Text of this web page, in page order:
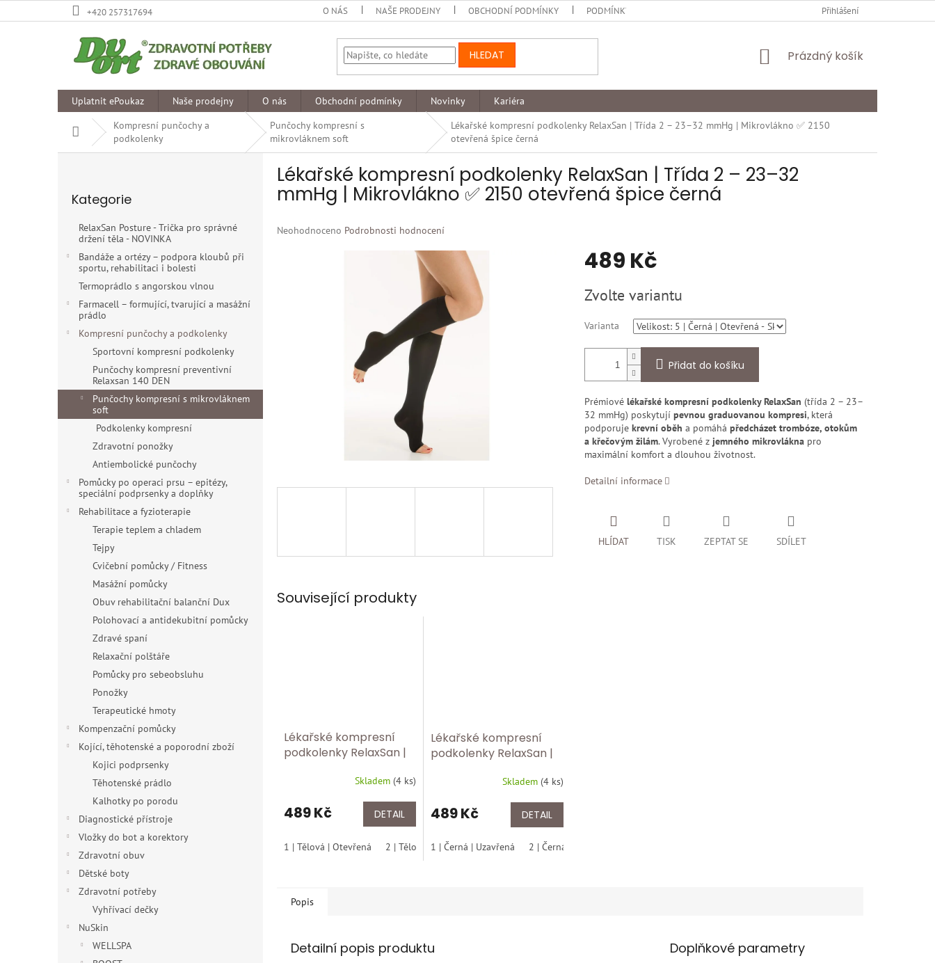
na
+420 257317694 O NÁS NAŠE PRODEJNY OBCHODNÍ PODMÍNKY PODMÍNKY OCHRANY OSOBNÍCH ÚDAJŮ ODSTOUPENÍ OD
Přihlášení
HLEDAT
NÁKUPNÍ
Prázdný košík
Uplatnit ePoukaz Naše prodejny O nás Obchodní podmínky Novinky Kariéra
Domů
Kompresní punčochy a
podkolenky
Punčochy kompresní s
mikrovláknem soft
Lékařské kompresní podkolenky RelaxSan | Třída 2 – 23–32 mmHg | Mikrovlákno ✅ 2150
otevřená špice černá
kategorie
Kategorie
RelaxSan Posture - Trička pro správné
držení těla - NOVINKA
Bandáže a ortézy – podpora kloubů při
sportu, rehabilitaci i bolesti
Termoprádlo s angorskou vlnou
Farmacell – formující, tvarující a masážní
prádlo
Kompresní punčochy a podkolenky
Sportovní kompresní podkolenky
Punčochy kompresní preventivní
Relaxsan 140 DEN
Punčochy kompresní s mikrovláknem
soft
Podkolenky kompresní
Zdravotní ponožky
Antiembolické punčochy
Pomůcky po operaci prsu – epitézy,
speciální podprsenky a doplňky
Rehabilitace a fyzioterapie
Terapie teplem a chladem
Tejpy
Cvičební pomůcky / Fitness
Masážní pomůcky
Obuv rehabilitační balanční Dux
Polohovací a antidekubitní pomůcky
Zdravé spaní
Relaxační polštáře
Pomůcky pro sebeobsluhu
Ponožky
Terapeutické hmoty
Kompenzační pomůcky
Kojící, těhotenské a poporodní zboží
Kojici podprsenky
Těhotenské prádlo
Kalhotky po porodu
Diagnostické přístroje
Vložky do bot a korektory
Zdravotní obuv
Dětské boty
Zdravotní potřeby
Vyhřívací dečky
NuSkin
WELLSPA
Lékařské kompresní podkolenky RelaxSan | Třída 2 – 23–32
mmHg | Mikrovlákno ✅ 2150 otevřená špice černá
Průměrné
Neohodnoceno Podrobnosti hodnocení
489 Kč
cena:
Zvolte variantu
Varianta
Přidat do košíku
Prémiové lékařské kompresní podkolenky RelaxSan (třída 2 – 23–
32 mmHg) poskytují pevnou graduovanou kompresi, která
podporuje krevní oběh a pomáhá předcházet trombóze, otokům
a křečovým žilám. Vyrobené z jemného mikrovláknapro
maximální komfort a dlouhou životnost.
Detailní informace
TISK ZEPTAT SE
HLÍDAT SDÍLET
Související produkty
Lékařské kompresní
podkolenky RelaxSan |
Mikrovlákno ✅ 2150
otevřená špice tělová
Skladem (4 ks)
489 Kč DETAIL
1 | Tělová | Otevřená 2 | Tělová | Otevřená 3 | Tělová | Otevřená
Lékařské kompresní
podkolenky RelaxSan |
Mikrovlákno ✅ 2150
uzavřená špice černá
Skladem (4 ks)
489 Kč DETAIL
1 | Černá | Uzavřená 2 | Černá | Uzavřená
Popis
Detailní popis produktu Doplňkové parametry